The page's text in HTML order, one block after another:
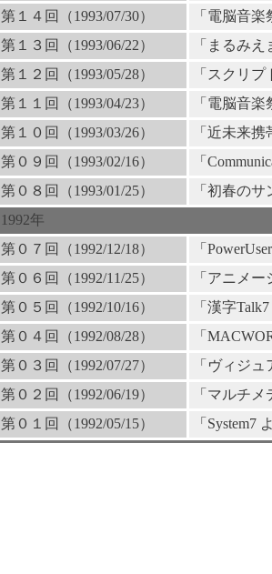
第１４回（1993/07/30）
「電脳音
第１３回（1993/06/22）
「まるみ
第１２回（1993/05/28）
「スクリ
第１１回（1993/04/23）
「電脳音楽
第１０回（1993/03/26）
「近未来
第０９回（1993/02/16）
「
第０８回（1993/01/25）
「初春の
1992年
第０７回（1992/12/18）
「
第０６回（1992/11/25）
「アニメ
第０５回（1992/10/16）
「漢字
第０４回（1992/08/28）
「
第０３回（1992/07/27）
「ヴィジ
第０２回（1992/06/19）
「マルチ
第０１回（1992/05/15）
「System7